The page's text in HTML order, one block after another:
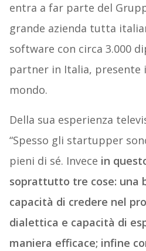
entra a far parte del
grande azienda tutta
software con circa 3.000
partner in Italia, presente
mondo.
Della sua esperienza
“Spesso gli startupper
pieni di sé. Invece in
soprattutto tre cose: una
capacità di credere nel
dialettica e capacità di
maniera efficace; infine